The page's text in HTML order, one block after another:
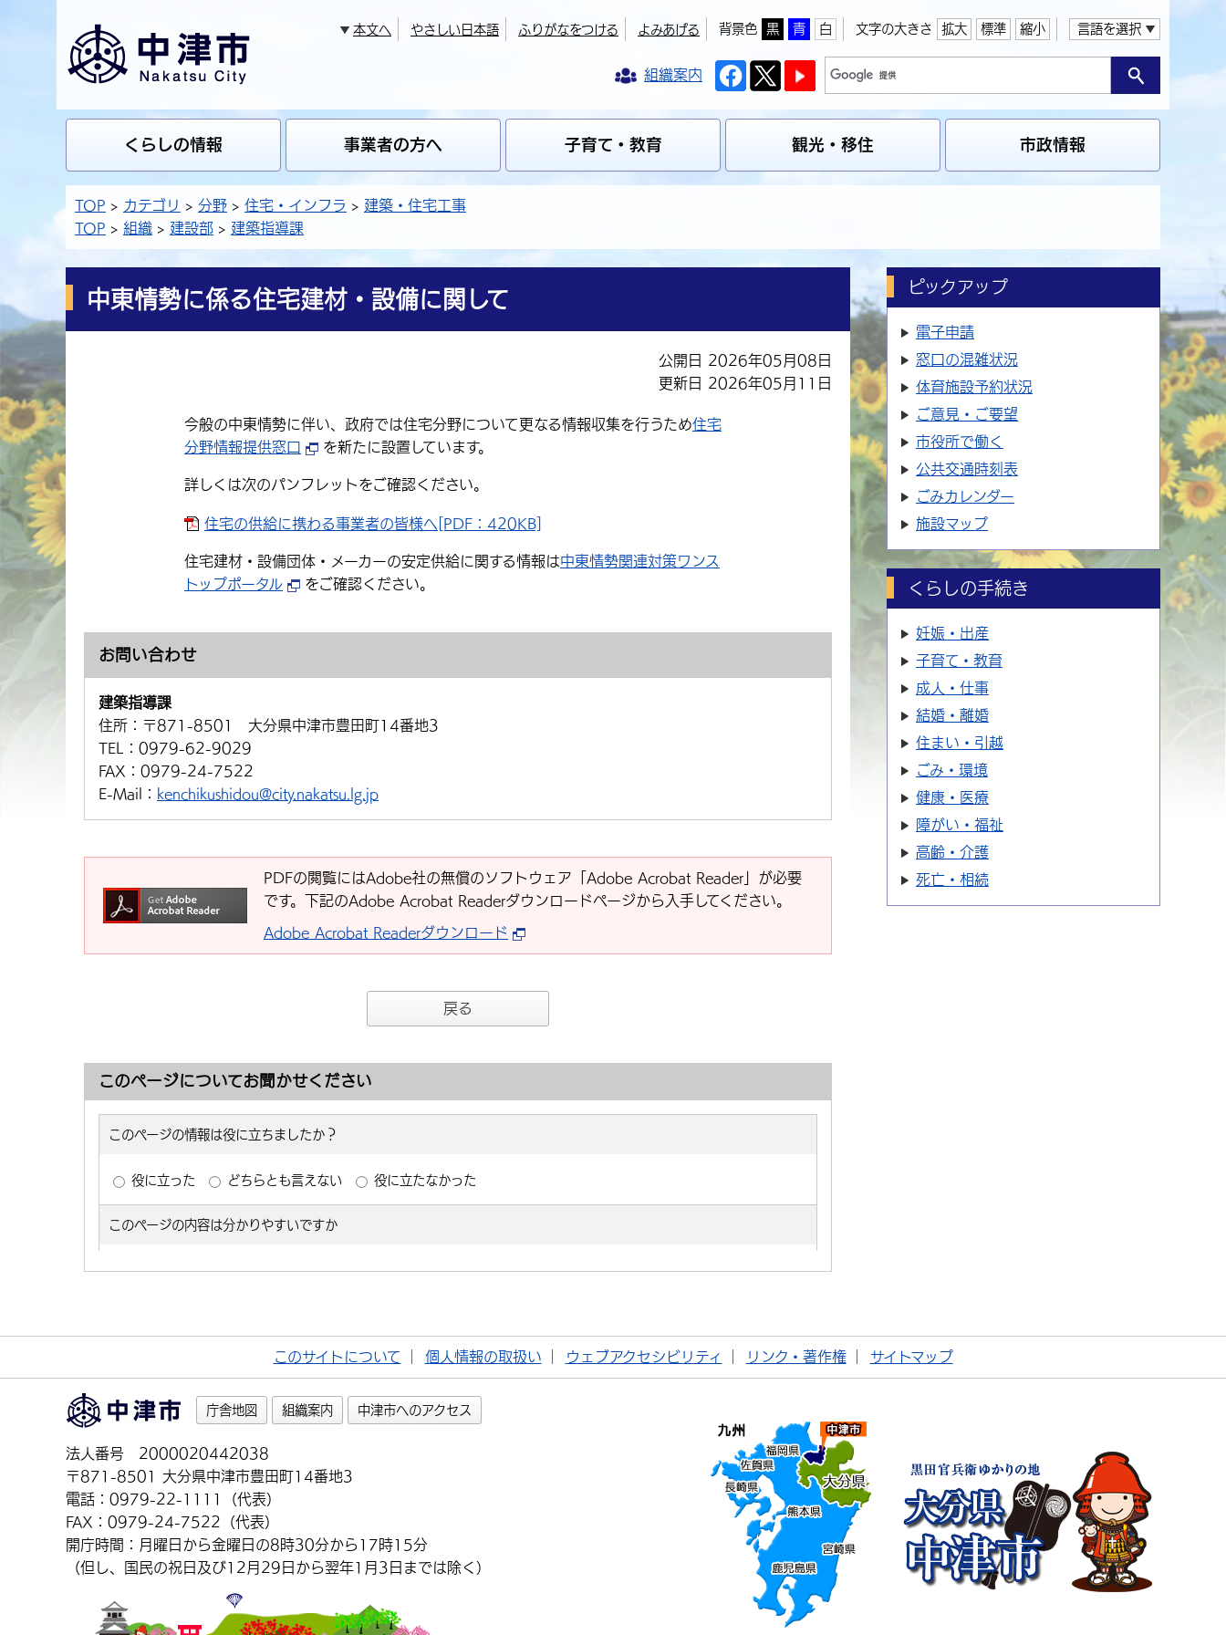
本文へ やさしい日本語 ふりがなをつける よみあげる 背景色 黒 青 白 文字の大きさ 拡大 標準 縮小 言語を選択
組織案内
くらしの情報 事業者の方へ 子育て・教育 観光・移住 市政情報
TOP カテゴリ 分野 住宅・インフラ
建築・住宅工事
TOP
組織 建設部 建築指導課
中東情勢に係る住宅建材・設備に関して
公開日 2026年05月08日
更新日 2026年05月11日
今般の中東情勢に伴い、政府では住宅分野について更なる情報収集を行うため住宅
分野情報提供窓口
を新たに設置しています。
詳しくは次のパンフレットをご確認ください。
住宅の供給に携わる事業者の皆様へ[PDF：420KB]
住宅建材・設備団体・メーカーの安定供給に関する情報は中東情勢関連対策ワンス
トップポータル
をご確認ください。
お問い合わせ
建築指導課
住所： 〒871-8501 大分県中津市豊田町14番地3
TEL： 0979-62-9029
FAX： 0979-24-7522
E-Mail： kenchikushidou@city.nakatsu.lg.jp
PDFの閲覧にはAdobe社の無償のソフトウェア「Adobe Acrobat Reader」が必要
です。下記のAdobe Acrobat Readerダウンロードページから入手してください。
Adobe Acrobat Readerダウンロード
戻る
このページについてお聞かせください
ピックアップ
電子申請
窓口の混雑状況
体育施設予約状況
ご意見・ご要望
市役所で働く
公共交通時刻表
ごみカレンダー
施設マップ
くらしの手続き
妊娠・出産
子育て・教育
成人・仕事
結婚・離婚
住まい・引越
ごみ・環境
健康・医療
障がい・福祉
高齢・介護
死亡・相続
このサイトについて 個人情報の取扱い ウェブアクセシビリティ リンク・著作権 サイトマップ
庁舎地図 組織案内 中津市へのアクセス
法人番号 2000020442038
〒871-8501 大分県中津市豊田町14番地3
電話：0979-22-1111（代表）
FAX：0979-24-7522（代表）
開庁時間：月曜日から金曜日の8時30分から17時15分
（但し、国民の祝日及び12月29日から翌年1月3日までは除く）